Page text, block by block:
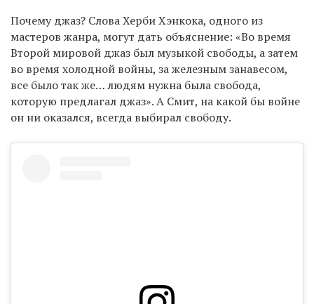
Почему джаз? Слова Херби Хэнкока, одного из
мастеров жанра, могут дать объяснение: «Во время
Второй мировой джаз был музыкой свободы, а затем
во время холодной войны, за железным занавесом,
все было так же… людям нужна была свобода,
которую предлагал джаз». А Смит, на какой бы войне
он ни оказался, всегда выбирал свободу.